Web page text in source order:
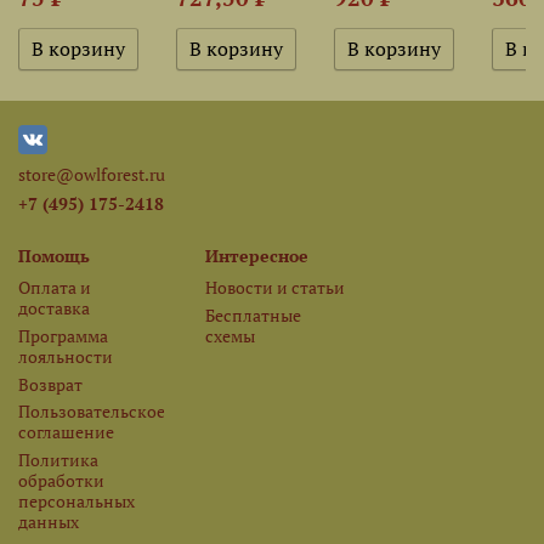
store@owlforest.ru
+7 (495) 175-2418
Помощь
Оплата и
доставка
Программа
лояльности
Возврат
Пользовательское
соглашение
Политика
обработки
персональных
данных
Интересное
Новости и статьи
Бесплатные
схемы